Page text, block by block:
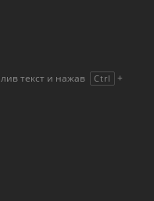
текст и нажав Ctrl +